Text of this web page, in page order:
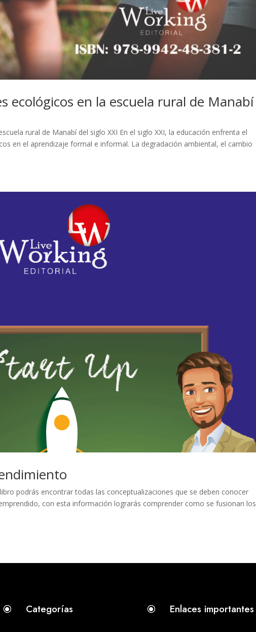
ecológicos en la escuela rural de Manabí
rural de Manabí del siglo XXI En el siglo XXI, la educación enfrenta el
en el aprendizaje formal e informal. La degradación ambiental, el cambio
podrás encontrar todas las conceptualizaciones que se deben conocer
con esta información lograrás comprender como se fusionan los
\ Categorías \ Enlaces importantes